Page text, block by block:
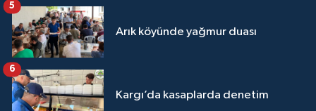
Arık köyünde yağmur duası
5
Kargı’da kasaplarda denetim
6